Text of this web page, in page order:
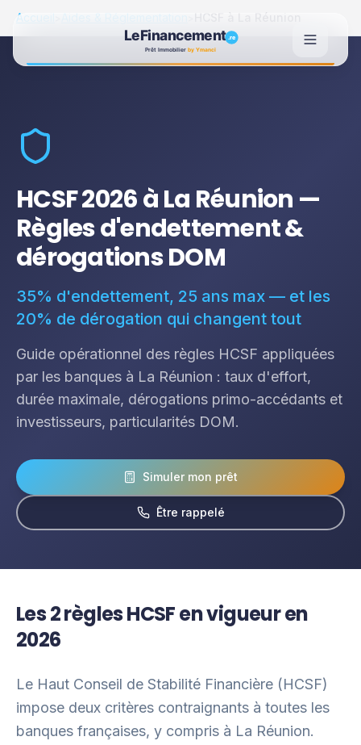
Accueil HCSF à La Réunion
HCSF 2026 à La Réunion —
Règles d'endettement &
dérogations DOM
35% d'endettement, 25 ans max — et les
20% de dérogation qui changent tout
Guide opérationnel des règles HCSF appliquées
par les banques à La Réunion : taux d'effort,
durée maximale, dérogations primo-accédants et
investisseurs, particularités DOM.
Simuler mon prêt
Être rappelé
Les 2 règles HCSF en vigueur en
2026
Le Haut Conseil de Stabilité Financière (HCSF)
impose deux critères contraignants à toutes les
banques françaises, y compris à La Réunion.